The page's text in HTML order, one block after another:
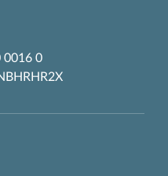
0016 0